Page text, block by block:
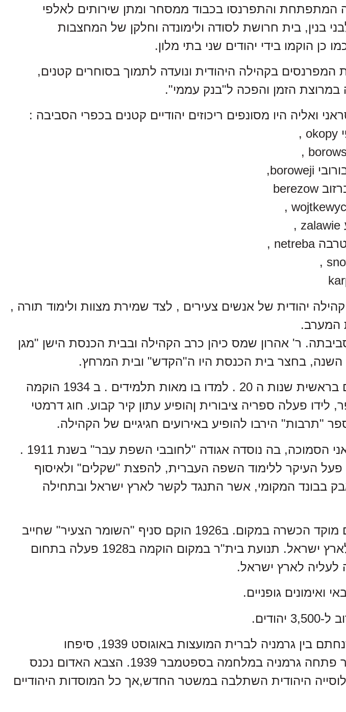
המתפתחת והתפרנסו בכבוד ממסחר ומתן שירותים לאלפי
בנין, בית חרושת לסודה ולימונדה וחלקן של המחצבות
כן הוקמו בידי יהודים שני בתי מלון.
בקהילה היהודית ונועדה לתמוך בסוחרים קטנים,
הזמן והפכה ל"בנק עממי".
ואליה היו מסונפים ריכוזים יהודיים קטנים בכפרי הסביבה :
יהודית של אנשים צעירים , לצד שמירת מצוות ולימוד תורה ,
המערב.
ר' אהרון שמס כיהן כרב הקהילה ובבית הכנסת הישן "מגן
השנה, בחצר בית הכנסת היו ה"הקדש" ובית המרחץ.
בית ספר עברי של רשת "תרבות" הוקם בראשית שנות ה 20 . למדו בו מאות תלמידים . ב 1934 הוקמה
פעלה ספריה ציבורית ןהופיע עתון קיר קבוע. חוג דרמטי
"תרבות" הירבו להופיע באירועים חגיגיים של הקהילה.
התנועה הציונית הגיעה לרוקיטנה מסראני הסמוכה, בה נוסדה אגודה "לחובבי השפת עבר" בשנת 1911 .
פעל העיקר ללימוד השפה העברית, להפצת "שקלים" ולאיסוף
בבונד המקומי, אשר התנגד לקשר לארץ ישראל ובתחילה
בשנת 1924 נוסד סניף "החלוץ" שהקים מוקד הכשרה במקום. ב1926 הוקם סניף "השומר הצעיר" שחייב
את כל חבריו לצאת להכשרה ולעלות לארץ ישראל. תנועת בית"ר במקום הוקמה ב1928 פעלה בתחום
לעליה לארץ ישראל.
בעקבות הסכם מולוטוב-ריבנטטרופ, שנחתם בין גרמניה לברית המועצות באוגוסט 1939, סיפחו
הסובייטים את שטחי מזרח פולין, כאשר פתחה גרמניה במלחמה בספטמבר 1939. הצבא האדום נכנס
באמצע ספטמבר1939.האוכלוסייה היהודית השתלבה במשטר החדש,אך כל המוסדות היהודיים